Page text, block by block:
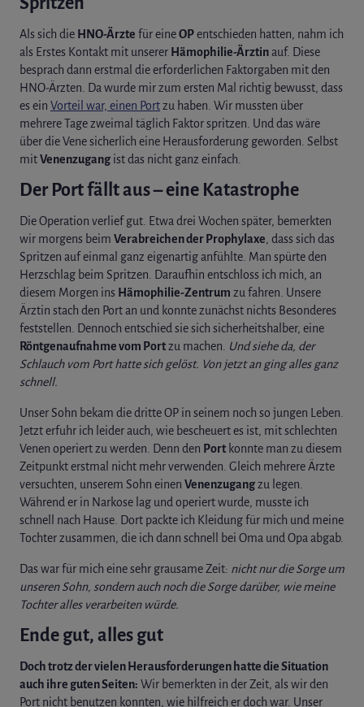
Als sich die HNO-Ärzte für eineOPentschieden hatten, nahm ich
als Erstes Kontakt mit unserer Hämophilie-Ärztinauf. Diese
besprach dann erstmal die erforderlichen Faktorgaben mit den
HNO-Ärzten. Da wurde mir zum ersten Mal richtig bewusst, dass
es ein Vorteil war, einen Portzu haben. Wir mussten über
mehrere Tage zweimal täglich Faktor spritzen. Und das wäre
über die Vene sicherlich eine Herausforderung geworden. Selbst
mitVenenzugang ist das nicht ganz einfach.
Der Port fällt aus – eine Katastrophe
Die Operation verlief gut. Etwa drei Wochen später, bemerkten
wir morgens beim Verabreichen der Prophylaxe , dass sich das
Spritzen auf einmal ganz eigenartig anfühlte. Man spürte den
Herzschlag beim Spritzen. Daraufhin entschloss ich mich, an
diesem Morgen ins Hämophilie-Zentrum zu fahren. Unsere
Ärztin stach den Port an und konnte zunächst nichts Besonderes
feststellen. Dennoch entschied sie sich sicherheitshalber, eine
Röntgenaufnahme vom Portzu machen.
Und siehe da, der
Schlauch vom Port hatte sich gelöst. Von jetzt an ging alles ganz
schnell.
Unser Sohn bekam die dritte OP in seinem noch so jungen Leben.
Jetzt erfuhr ich leider auch, wie bescheuert es ist, mit schlechten
Venen operiert zu werden. Denn den Portkonnte man zu diesem
Zeitpunkt erstmal nicht mehr verwenden. Gleich mehrere Ärzte
versuchten, unserem Sohn einen Venenzugangzu legen.
Während er in Narkose lag und operiert wurde, musste ich
schnell nach Hause. Dort packte ich Kleidung für mich und meine
Tochter zusammen, die ich dann schnell bei Oma und Opa abgab.
Das war für mich eine sehr grausame Zeit: nicht nur die Sorge um
unseren Sohn, sondern auch noch die Sorge darüber, wie meine
Tochter alles verarbeiten würde.
Ende gut, alles gut
Doch trotz der vielen Herausforderungen hatte die Situation
auch ihre guten Seiten: Wir bemerkten in der Zeit, als wir den
Port nicht benutzen konnten, wie hilfreich er doch war. Unser